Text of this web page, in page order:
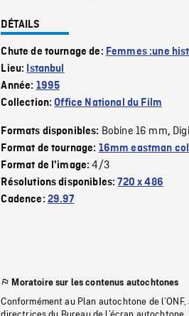
DÉTAILS
Chute de tournage de: Femmes :une
Lieu: Istanbul
Année: 1995
Collection:Office National du Film
Formats disponibles: Bobine 16 mm,
Format de tournage: 16mm eastman
Format de l'image:4/3
Résolutions disponibles:720 x 486
Cadence: 29.97
Moratoire sur les contenus autochtones
Conformément au Plan autochtone de